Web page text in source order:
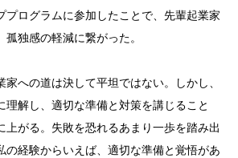
プログラムに参加したことで、先輩起業家
独感の軽減に繋がった。
への道は決して平坦ではない。しかし、
理解し、適切な準備と対策を講じること
上がる。失敗を恐れるあまり一歩を踏み出
の経験からいえば、適切な準備と覚悟があ